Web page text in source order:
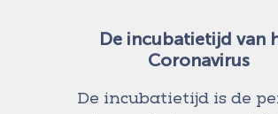
De incubatietijd van
Coronavirus
De incubatietijd is de